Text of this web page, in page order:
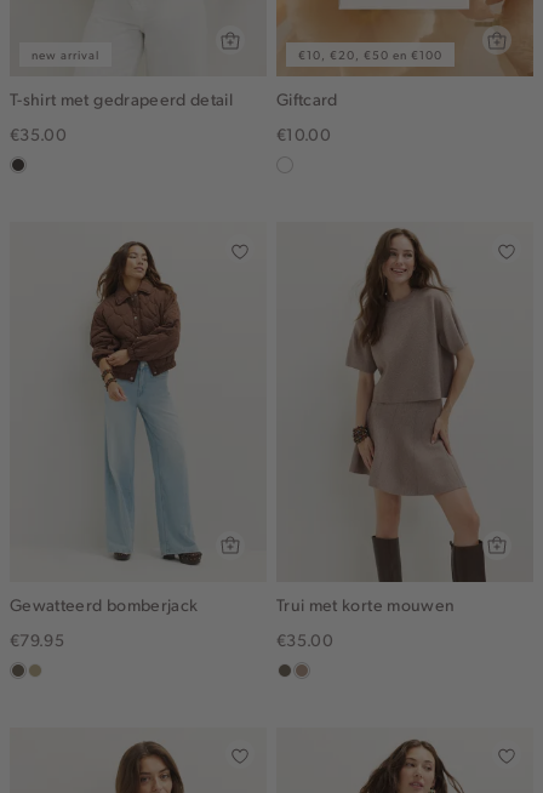
new arrival
T-shirt met gedrapeerd detail
€35.00
choco
€10, €20, €50 en €100
Giftcard
€10.00
Gewatteerd bomberjack
€79.95
middenbruin
lichtkhaki
Trui met korte mouwen
€35.00
middenbruin
taupe,